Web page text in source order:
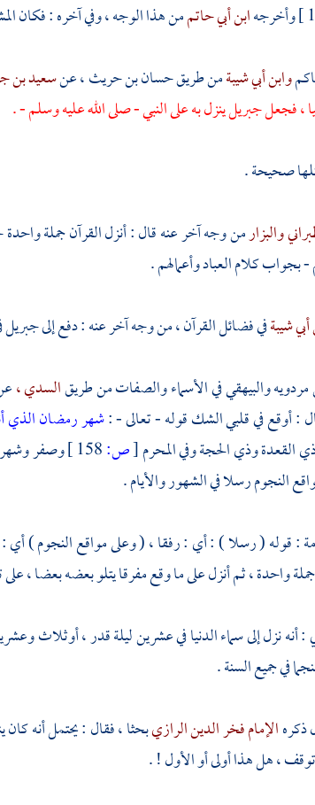
وأخرجهابن أبي حاتممن هذا الوجه ، وفي آخره : فكان
وابن أبي شيبةمن طريقحسان بن حريث ،عنسعيد بن
، فجعلجبريلينزل به على النبي - صلى الله عليه وسلم - .
صحيحة .
والبزارمن وجه آخر عنه قال : أنزل القرآن جملة واحدة
بجواب كلام العباد وأعمالهم .
شيبةفي فضائل القرآن ، من وجه آخر عنه : دفع إلىجبريل
مردويهوالبيهقيفي الأسماء والصفات من طريقالسدي ،
: أوقع في قلبي الشك قوله - تعالى - :شهر رمضان الذي
القعدة وذي الحجة وفي المحرم[ص: وصفر
النجوم رسلا في الشهور والأيام .
: قوله ( رسلا ) : أي : رفقا ، ( وعلى مواقع النجوم ) أي
واحدة ، ثم أنزل على ما وقع مفرقا يتلو بعضه بعضا ،
: أنه نزل إلى سماء الدنيا في عشرين ليلة قدر ، أوثلاث
في جميع السنة .
ذكرهالإمام فخر الدين الرازيبحثا ، فقال : يحتمل أنه كان
توقف ، هل هذا أولى أو الأول ! .